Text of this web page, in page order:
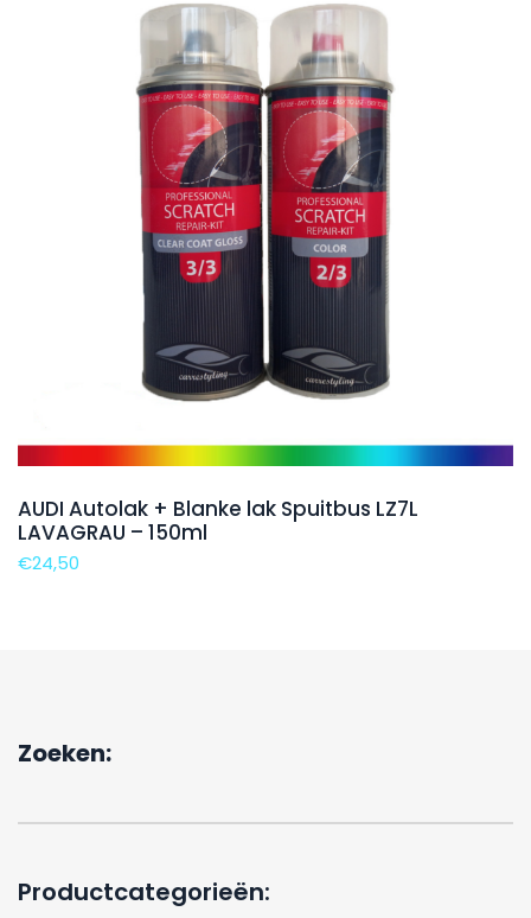
AUDI Autolak + Blanke lak Spuitbus LZ7L
LAVAGRAU – 150ml
€24,50
Zoeken:
Productcategorieën: